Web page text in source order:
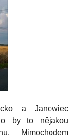
a Janowiec
by to nějakou
Mimochodem